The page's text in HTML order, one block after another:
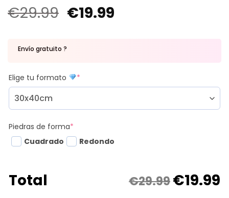
€29.99 €19.99
Envío gratuito ?
Elige tu formato *
Piedras de forma*
Cuadrado
Redondo
Total €29.99€19.99